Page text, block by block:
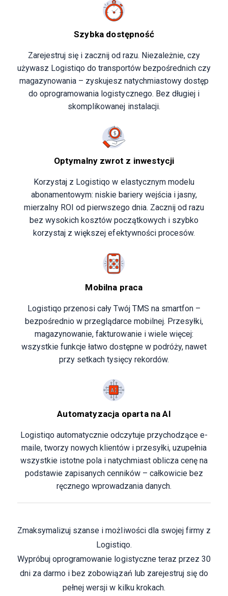
Szybka dostępność
Zarejestruj się i zacznij od razu. Niezależnie, czy
używasz Logistiqo do transportów bezpośrednich czy
magazynowania – zyskujesz natychmiastowy dostęp
do oprogramowania logistycznego. Bez długiej i
skomplikowanej instalacji.
Optymalny zwrot z inwestycji
Korzystaj z Logistiqo w elastycznym modelu
abonamentowym: niskie bariery wejścia i jasny,
mierzalny ROI od pierwszego dnia. Zacznij od razu
bez wysokich kosztów początkowych i szybko
korzystaj z większej efektywności procesów.
Mobilna praca
Logistiqo przenosi cały Twój TMS na smartfon –
bezpośrednio w przeglądarce mobilnej. Przesyłki,
magazynowanie, fakturowanie i wiele więcej:
wszystkie funkcje łatwo dostępne w podróży, nawet
przy setkach tysięcy rekordów.
Automatyzacja oparta na AI
Logistiqo automatycznie odczytuje przychodzące e-
maile, tworzy nowych klientów i przesyłki, uzupełnia
wszystkie istotne pola i natychmiast oblicza cenę na
podstawie zapisanych cenników – całkowicie bez
ręcznego wprowadzania danych.
Zmaksymalizuj szanse i możliwości dla swojej firmy z
Logistiqo.
Wypróbuj oprogramowanie logistyczne teraz przez 30
dni za darmo i bez zobowiązań lub zarejestruj się do
pełnej wersji w kilku krokach.